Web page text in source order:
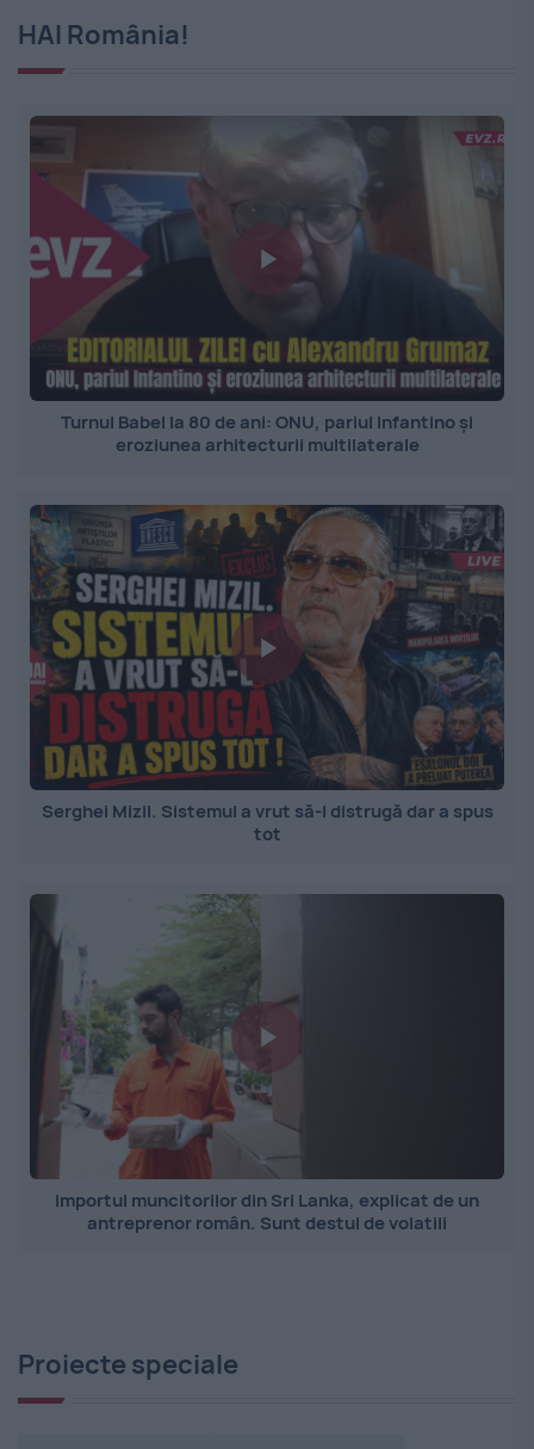
HAI România!
Turnul Babel la 80 de ani: ONU, pariul Infantino și
eroziunea arhitecturii multilaterale
Serghei Mizil. Sistemul a vrut să-l distrugă dar a spus
tot
Importul muncitorilor din Sri Lanka, explicat de un
antreprenor român. Sunt destul de volatili
Proiecte speciale